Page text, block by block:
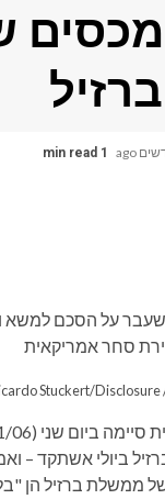
1 min read
על הסכם למשא
סחר אמריקאית
ביולי אשתקד –
ממשלת ברזיל הן